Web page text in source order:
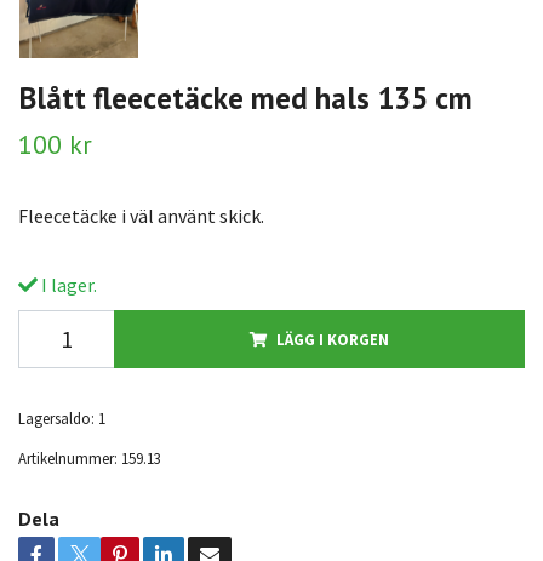
Blått fleecetäcke med hals 135 cm
100 kr
Fleecetäcke i väl använt skick.
I lager.
LÄGG I KORGEN
Lagersaldo: 1
Artikelnummer: 159.13
Dela